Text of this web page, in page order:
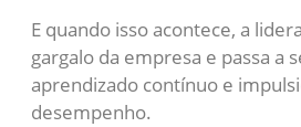
E quando isso acontece, a
gargalo da empresa e passa a
aprendizado contínuo e
desempenho.